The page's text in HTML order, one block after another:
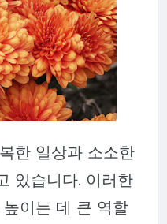
한 일상과 소소한
있습니다. 이러한
이는 데 큰 역할